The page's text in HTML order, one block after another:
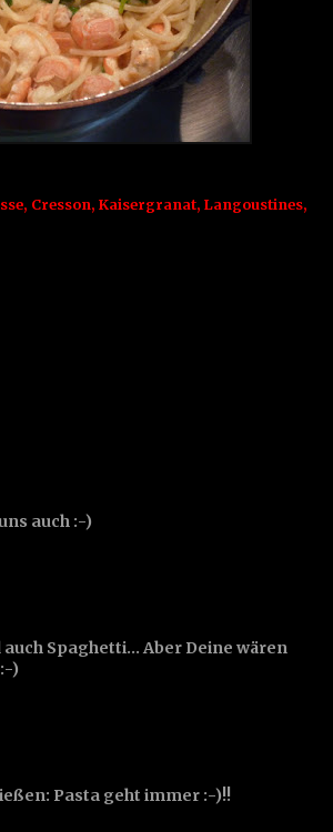
, Cresson, Kaisergranat, Langoustines,
auch :-)
Spaghetti... Aber Deine wären
)
Pasta geht immer :-)!!